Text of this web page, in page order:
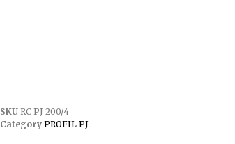
SKU RC PJ 200/4
Category PROFIL PJ